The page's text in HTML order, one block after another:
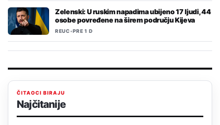
Zelenski: U ruskim napadima ubijeno 17 ljudi, 44
osobe povređene na širem području Kijeva
REUC•PRE 1 D
ČITAOCI BIRAJU
Najčitanije